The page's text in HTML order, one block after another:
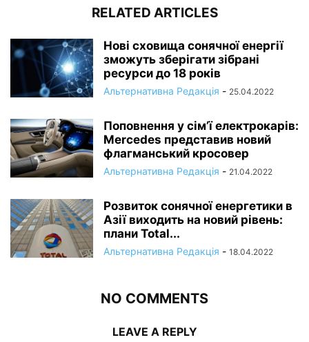
RELATED ARTICLES
Нові сховища сонячної енергії
зможуть зберігати зібрані
ресурси до 18 років
Альтернативна Редакція - 25.04.2022
Поповнення у сім’ї електрокарів:
Mercedes представив новий
флагманський кросовер
Альтернативна Редакція - 21.04.2022
Розвиток сонячної енергетики в
Азії виходить на новий рівень:
плани Total...
Альтернативна Редакція - 18.04.2022
NO COMMENTS
LEAVE A REPLY